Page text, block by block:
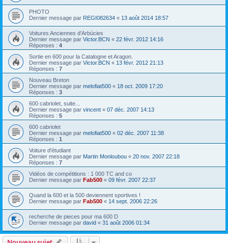
PHOTO
Dernier message par REGI082634 « 13 août 2014 18:57
Voitures Anciennes d'Arbúcies
Dernier message par Victor.BCN « 22 févr. 2012 14:16
Réponses : 4
Sortie en 600 pour la Catalogne et Aragon.
Dernier message par Victor.BCN « 13 févr. 2012 21:13
Réponses : 7
Nouveau Breton
Dernier message par melofiat500 « 18 oct. 2009 17:20
Réponses : 3
600 cabriolet, suite...
Dernier message par vincent « 07 déc. 2007 14:13
Réponses : 5
600 cabriolet
Dernier message par melofiat500 « 02 déc. 2007 11:38
Réponses : 1
Voiture d'étudiant
Dernier message par Martin Monloubou « 20 nov. 2007 22:18
Réponses : 7
Vidéos de compétitions : 1 000 TC and co
Dernier message par Fab500 « 09 févr. 2007 22:37
Quand la 600 et la 500 deviennent sportives !
Dernier message par Fab500 « 14 sept. 2006 22:26
recherche de pieces pour ma 600 D
Dernier message par david « 31 août 2006 01:34